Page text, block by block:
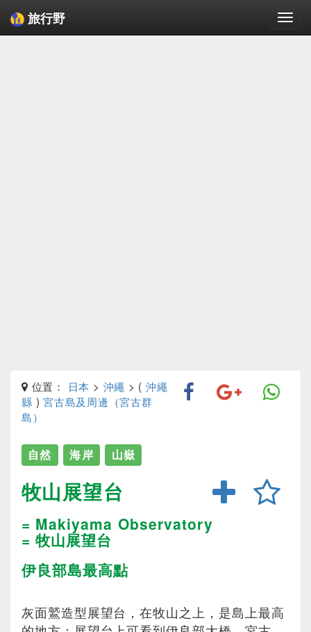
旅行野
位置： 日本 > 沖繩 > ( 沖繩
縣 )宮古島及周邊（宮古群
島）
自然 海岸 山嶽
牧山展望台
= Makiyama Observatory
= 牧山展望台
伊良部島最高點
灰面鷲造型展望台，在牧山之上，是島上最高